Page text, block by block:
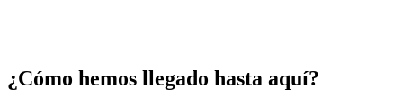
¿Cómo hemos llegado hasta aquí?